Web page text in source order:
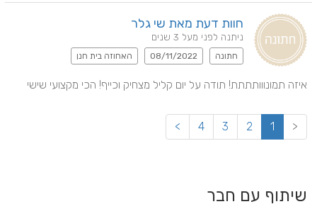
חוות דעת מאת שי גלר
ניתנה לפני מעל 3 שנים
חתונה 08/11/2022 האחוזה בית חנן
איזה תמונווותתתת! תודה על יום קליל מצחיק וכייף! הכי מקצועי שישי
<
1
2
3
4
>
שיתוף עם חבר